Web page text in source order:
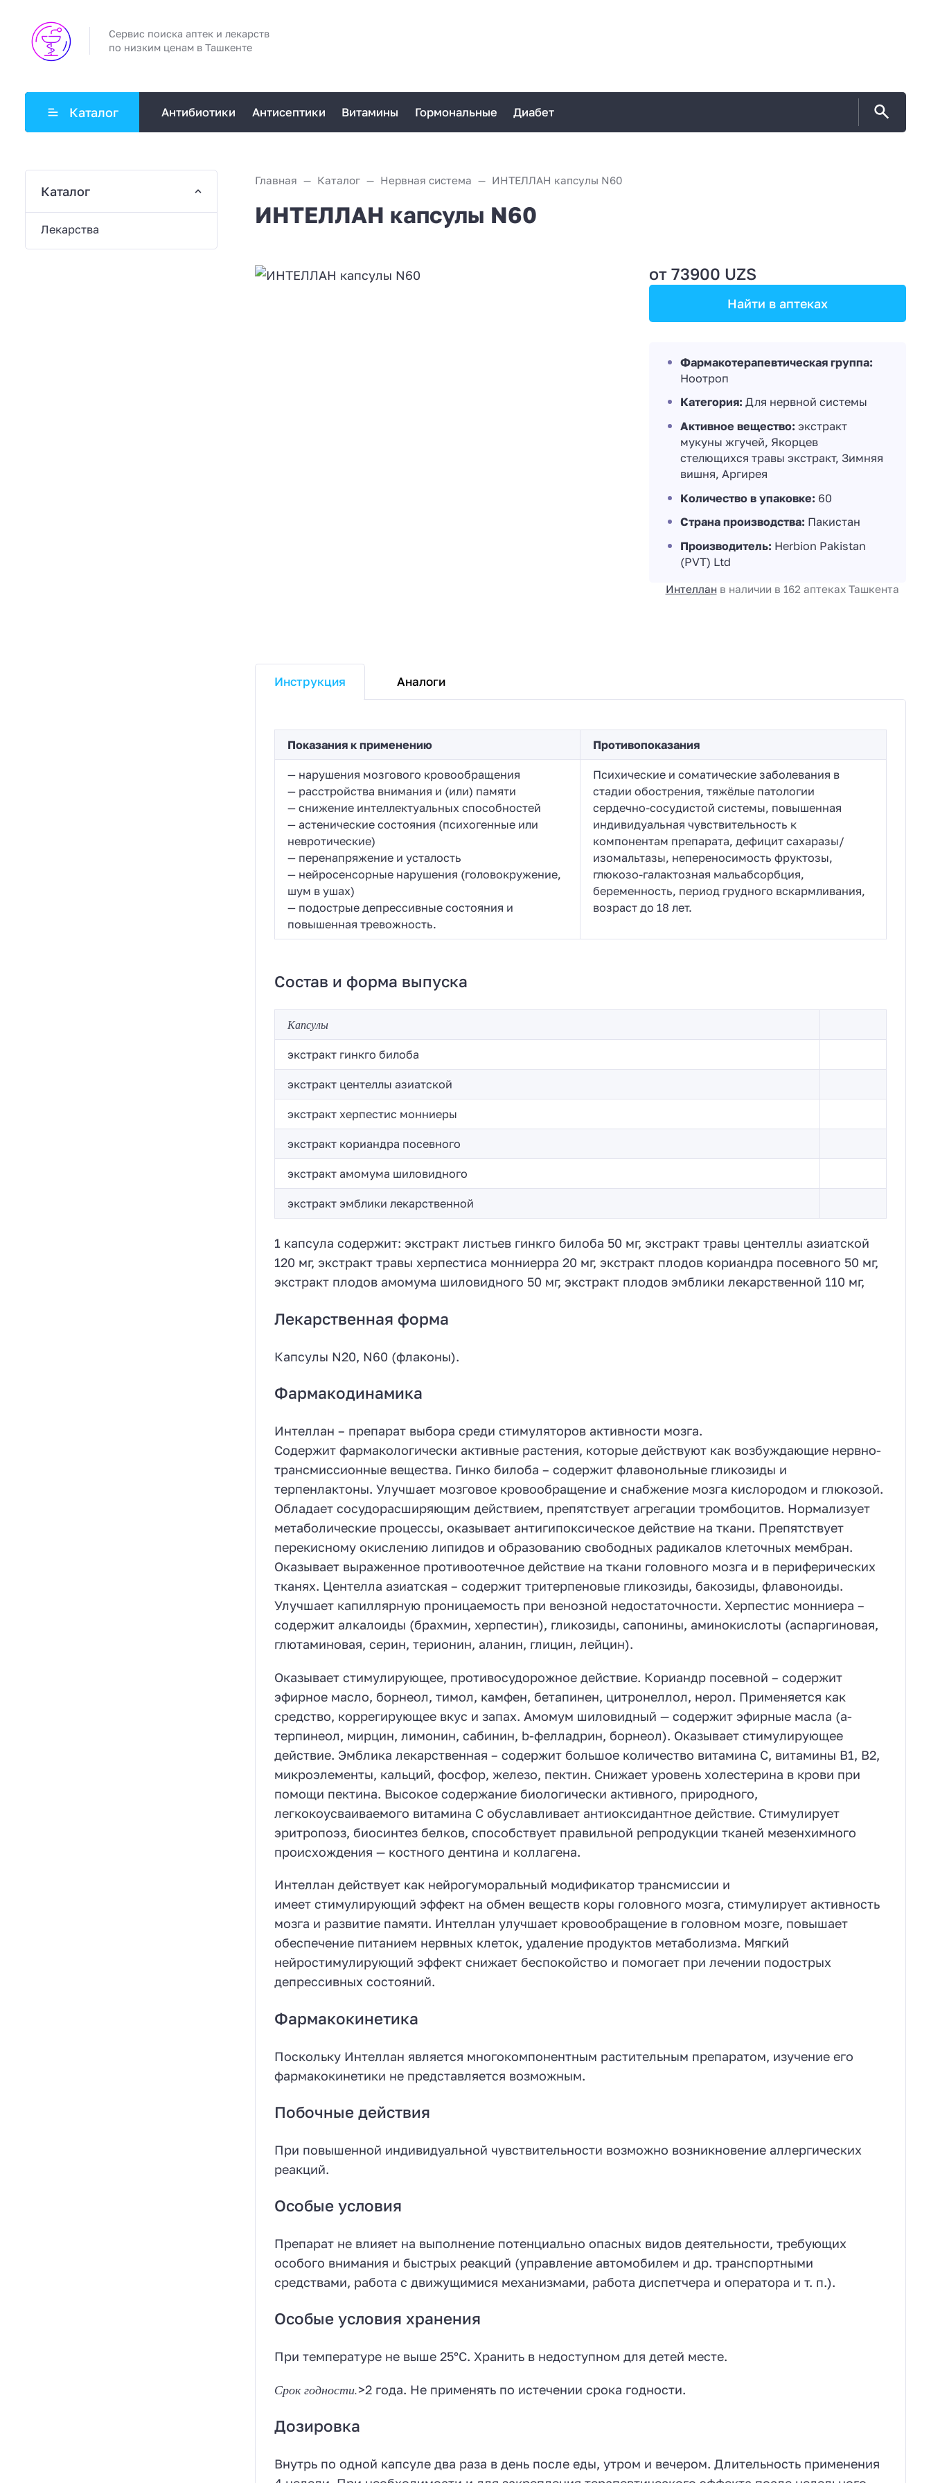
Сервис поиска аптек и лекарств
по низким ценам в Ташкенте
Каталог Антибиотики Антисептики Витамины Гормональные Диабет
Главная Каталог Нервная система ИНТЕЛЛАН капсулы N60
ИНТЕЛЛАН капсулы N60
от 73900 UZS
Найти в аптеках
Фармакотерапевтическая группа:
Ноотроп
Категория: Для нервной системы
Активное вещество: экстракт
мукуны жгучей, Якорцев
стелющихся травы экстракт, Зимняя
вишня, Аргирея
Количество в упаковке: 60
Страна производства: Пакистан
Производитель: Herbion Pakistan
(PVT) Ltd
Интеллан в наличии в 162 аптеках Ташкента
Инструкция Аналоги
Показания к применению Противопоказания
— нарушения мозгового кровообращения
— расстройства внимания и (или) памяти
— снижение интеллектуальных способностей
— астенические состояния (психогенные или
невротические)
— перенапряжение и усталость
— нейросенсорные нарушения (головокружение,
шум в ушах)
— подострые депрессивные состояния и
повышенная тревожность.
Психические и соматические заболевания в
стадии обострения, тяжёлые патологии
сердечно-сосудистой системы, повышенная
индивидуальная чувствительность к
компонентам препарата, дефицит сахаразы/
изомальтазы, непереносимость фруктозы,
глюкозо-галактозная мальабсорбция,
беременность, период грудного вскармливания,
возраст до 18 лет.
Состав и форма выпуска
Капсулы
экстракт гинкго билоба
экстракт центеллы азиатской
экстракт херпестис монниеры
экстракт кориандра посевного
экстракт амомума шиловидного
экстракт эмблики лекарственной
1 капсула содержит: экстракт листьев гинкго билоба 50 мг, экстракт травы центеллы азиатской
120 мг, экстракт травы херпестиса монниерра 20 мг, экстракт плодов кориандра посевного 50 мг,
экстракт плодов амомума шиловидного 50 мг, экстракт плодов эмблики лекарственной 110 мг,
Лекарственная форма
Капсулы N20, N60 (флаконы).
Фармакодинамика
Интеллан – препарат выбора среди стимуляторов активности мозга.
Содержит фармакологически активные растения, которые действуют как возбуждающие нервно-
трансмиссионные вещества. Гинко билоба – содержит флавонольные гликозиды и
терпенлактоны. Улучшает мозговое кровообращение и снабжение мозга кислородом и глюкозой.
Обладает сосудорасширяющим действием, препятствует агрегации тромбоцитов. Нормализует
метаболические процессы, оказывает антигипоксическое действие на ткани. Препятствует
перекисному окислению липидов и образованию свободных радикалов клеточных мембран.
Оказывает выраженное противоотечное действие на ткани головного мозга и в периферических
тканях. Центелла азиатская – содержит тритерпеновые гликозиды, бакозиды, флавоноиды.
Улучшает капиллярную проницаемость при венозной недостаточности. Херпестис монниера –
содержит алкалоиды (брахмин, херпестин), гликозиды, сапонины, аминокислоты (аспаргиновая,
глютаминовая, серин, терионин, аланин, глицин, лейцин).
Оказывает стимулирующее, противосудорожное действие. Кориандр посевной – содержит
эфирное масло, борнеол, тимол, камфен, бетапинен, цитронеллол, нерол. Применяется как
средство, коррегирующее вкус и запах. Амомум шиловидный — содержит эфирные масла (а-
терпинеол, мирцин, лимонин, сабинин, b-фелладрин, борнеол). Оказывает стимулирующее
действие. Эмблика лекарственная – содержит большое количество витамина С, витамины В1, В2,
микроэлементы, кальций, фосфор, железо, пектин. Снижает уровень холестерина в крови при
помощи пектина. Высокое содержание биологически активного, природного,
легкокоусваиваемого витамина С обуславливает антиоксидантное действие. Стимулирует
эритропоэз, биосинтез белков, способствует правильной репродукции тканей мезенхимного
происхождения — костного дентина и коллагена.
Интеллан действует как нейрогуморальный модификатор трансмиссии и
имеет стимулирующий эффект на обмен веществ коры головного мозга, стимулирует активность
мозга и развитие памяти. Интеллан улучшает кровообращение в головном мозге, повышает
обеспечение питанием нервных клеток, удаление продуктов метаболизма. Мягкий
нейростимулирующий эффект снижает беспокойство и помогает при лечении подострых
депрессивных состояний.
Фармакокинетика
Поскольку Интеллан является многокомпонентным растительным препаратом, изучение его
фармакокинетики не представляется возможным.
Побочные действия
При повышенной индивидуальной чувствительности возможно возникновение аллергических
реакций.
Особые условия
Препарат не влияет на выполнение потенциально опасных видов деятельности, требующих
особого внимания и быстрых реакций (управление автомобилем и др. транспортными
средствами, работа с движущимися механизмами, работа диспетчера и оператора и т. п.).
Особые условия хранения
При температуре не выше 25°С. Хранить в недоступном для детей месте.
Срок годности.>2 года. Не применять по истечении срока годности.
Дозировка
Внутрь по одной капсуле два раза в день после еды, утром и вечером. Длительность применения
Каталог
Лекарства